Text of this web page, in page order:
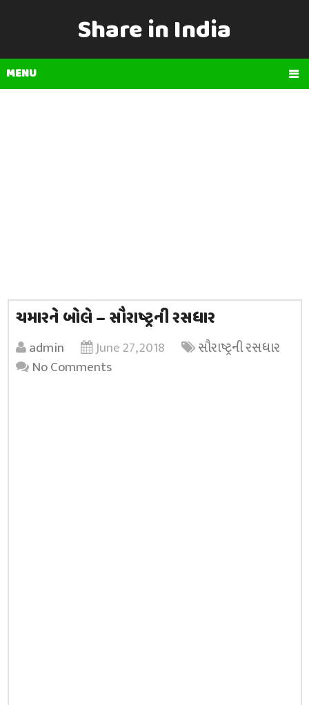
Share in India
MENU
ચમારને બોલે – સૌરાષ્ટ્રની રસધાર
admin June 27, 2018
સૌરાષ્ટ્રની રસધાર
No Comments